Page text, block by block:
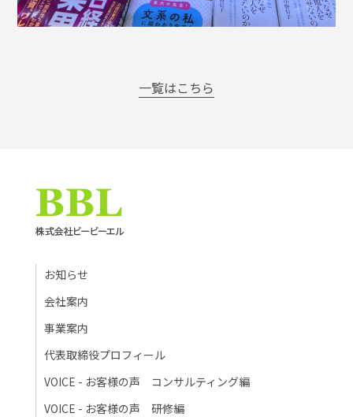
一覧はこちら
お知らせ
会社案内
事業案内
代表取締役プロフィール
VOICE - お客様の声 コンサルティング編
VOICE - お客様の声 研修編